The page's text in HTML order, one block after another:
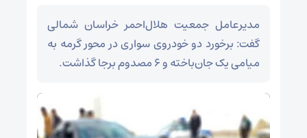
مدیرعامل جمعیت هلال‌احمر خراسان شمالی
گفت: برخورد دو خودروی سواری در محور گرمه به
میامی یک جان‌باخته و ۶ مصدوم برجا گذاشت.